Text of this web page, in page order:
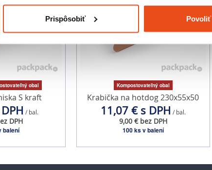
o používaní súborov cookie.
funkcií sociálnych médií a analýzu návštevnosti
príslušné informácie skombinovať s ďalšími údajmi, ktoré
ich služby.
Prispôsobiť
obal
S kraft
/ bal.
DPH
balení
Kompostovateľný obal
Krabička na hotdog 230x55x50
11,07 € s DPH / bal.
9,00 € bez DPH
100 ks v balení